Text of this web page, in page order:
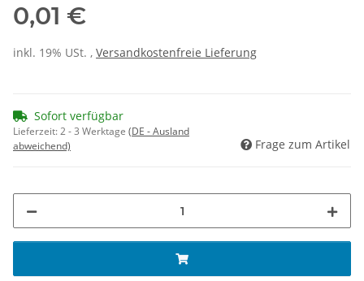
0,01 €
inkl. 19% USt. , Versandkostenfreie Lieferung
Sofort verfügbar
Lieferzeit:2 - 3 Werktage (DE - Ausland
abweichend)
Frage zum Artikel